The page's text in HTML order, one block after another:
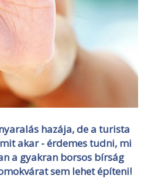
hazája, de a turista
akar - érdemes tudni, mi
a gyakran borsos bírság
sem lehet építeni!